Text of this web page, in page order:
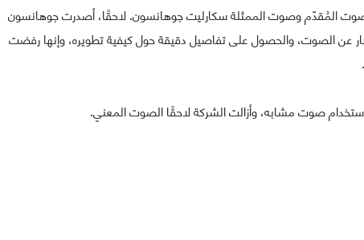
المُقدّم وصوت الممثلة سكارليت جوهانسون. لاحقًا، أصدرت جوهانسون
عن الصوت، والحصول على تفاصيل دقيقة حول كيفية تطويره، وإنها رفضت